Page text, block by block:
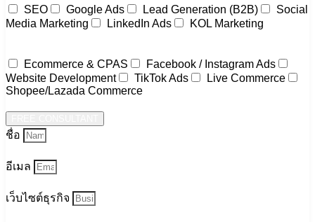
SEO
Google Ads Lead Generation (B2B)
Social
Media Marketing
LinkedIn Ads KOL Marketing
Ecommerce & CPAS
Facebook / Instagram Ads
Website Development
TikTok Ads
Live Commerce
Shopee/Lazada Commerce
ชื่อ
อีเมล
เว็บไซต์ธุรกิจ